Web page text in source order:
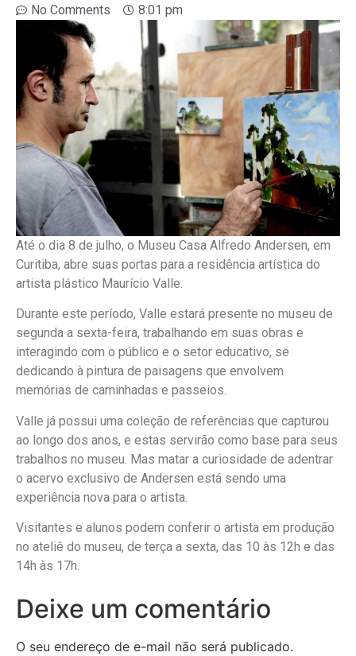
No Comments
8:01 pm
Até o dia 8 de julho, o Museu Casa Alfredo Andersen, em
Curitiba, abre suas portas para a residência artística do
artista plástico Maurício Valle.
Durante este período, Valle estará presente no museu de
segunda a sexta-feira, trabalhando em suas obras e
interagindo com o público e o setor educativo, se
dedicando à pintura de paisagens que envolvem
memórias de caminhadas e passeios.
Valle já possui uma coleção de referências que capturou
ao longo dos anos, e estas servirão como base para seus
trabalhos no museu. Mas matar a curiosidade de adentrar
o acervo exclusivo de Andersen está sendo uma
experiência nova para o artista.
Visitantes e alunos podem conferir o artista em produção
no ateliê do museu, de terça a sexta, das 10 às 12h e das
14h às 17h.
Deixe um comentário
O seu endereço de e-mail não será publicado.